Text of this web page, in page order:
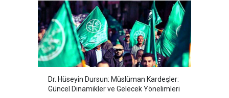
Dr. Hüseyin Dursun: Müslüman Kardeşler:
Güncel Dinamikler ve Gelecek Yönelimleri